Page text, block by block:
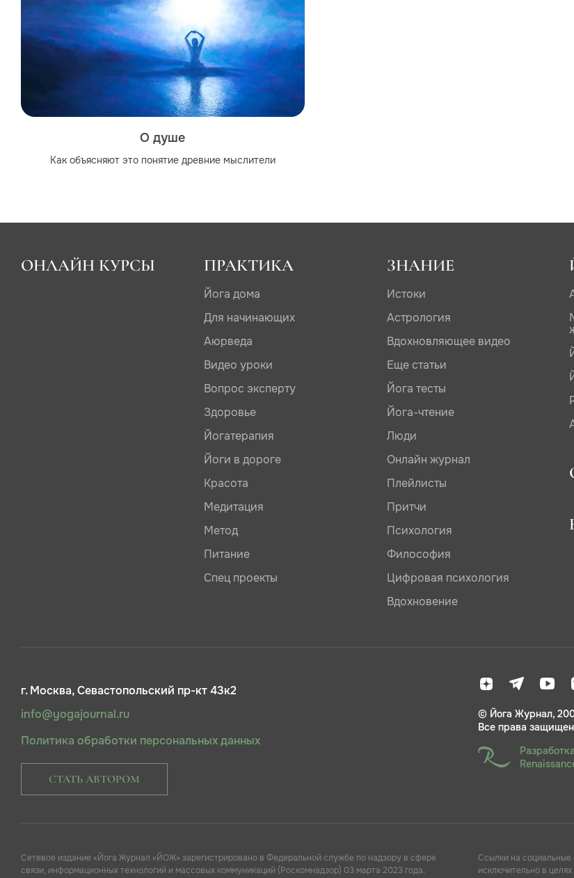
О душе
Как объясняют это понятие древние мыслители
ОНЛАЙН КУРСЫ ПРАКТИКА
Йога дома
Для начинающих
Аюрведа
Видео уроки
Вопрос эксперту
Здоровье
Йогатерапия
Йоги в дороге
Красота
Медитация
Метод
Питание
Спец проекты
ЗНАНИЕ
Истоки
Астрология
Вдохновляющее видео
Еще статьи
Йога тесты
Йога-чтение
Люди
Онлайн журнал
Плейлисты
Притчи
Психология
Философия
Цифровая психология
Вдохновение
г. Москва, Севастопольский пр-кт 43к2
info@yogajournal.ru
Политика обработки персональных данных
СТАТЬ АВТОРОМ
© Йога Журнал,
Все права
Сетевое издание «Йога Журнал «ЙОЖ» зарегистрировано в Федеральной службе по надзору в сфере
связи, информационных технологий и массовых коммуникаций (Роскомнадзор) 03 марта 2023 года.
Ссылки на социальные
исключительно в